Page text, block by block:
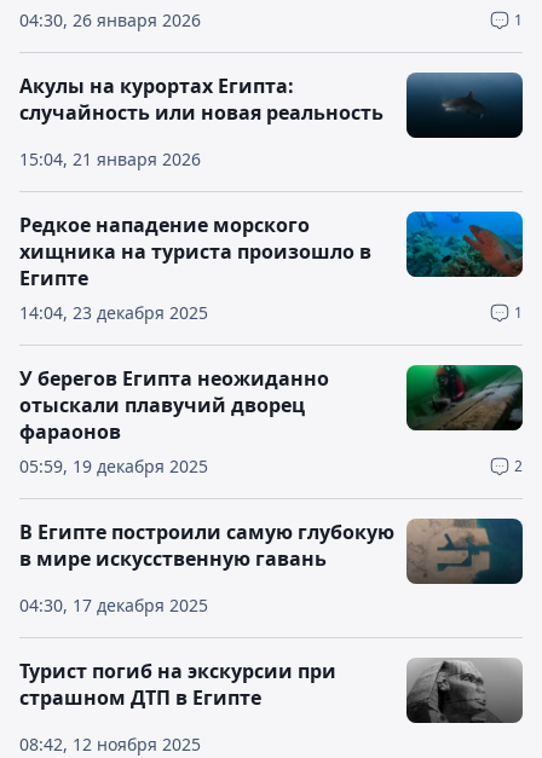
04:30, 26 января 2026 1
15:04, 21 января 2026
Акулы на курортах Египта:
случайность или новая реальность
14:04, 23 декабря 2025 1
Редкое нападение морского
хищника на туриста произошло в
Египте
05:59, 19 декабря 2025 2
У берегов Египта неожиданно
отыскали плавучий дворец
фараонов
04:30, 17 декабря 2025
В Египте построили самую глубокую
в мире искусственную гавань
08:42, 12 ноября 2025
Турист погиб на экскурсии при
страшном ДТП в Египте